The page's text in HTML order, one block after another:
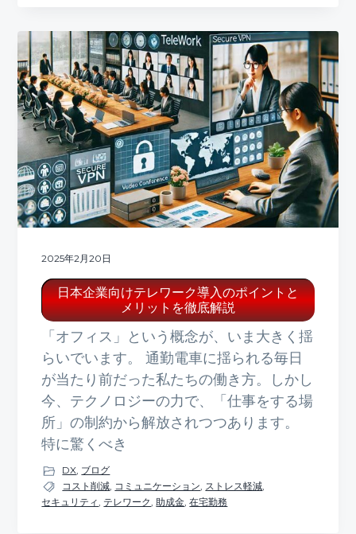
2025年2月20日
日本企業向けテレワーク導入のポイントと
メリットを徹底解説
「オフィス」という概念が、いま大きく揺
らいでいます。 通勤電車に揺られる毎日
が当たり前だった私たちの働き方。しかし
今、テクノロジーの力で、「仕事をする場
所」の制約から解放されつつあります。
特に驚くべき
DX, ブログ
コスト削減, コミュニケーション, ストレス軽減,
セキュリティ, テレワーク,助成金,在宅勤務